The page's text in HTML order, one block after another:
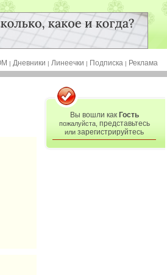
| Дневники | Линеечки | Подписка | Реклама
Вы вошли как Гость
пожалуйста, представьтесь
или зарегистрируйтесь